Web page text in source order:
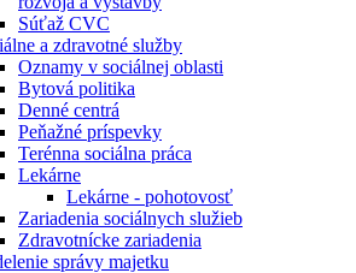
Súťaž CVC
a zdravotné služby
Oznamy v sociálnej oblasti
Bytová politika
Denné centrá
Peňažné príspevky
Terénna sociálna práca
Lekárne
Lekárne - pohotovosť
Zariadenia sociálnych služieb
Zdravotnícke zariadenia
správy majetku